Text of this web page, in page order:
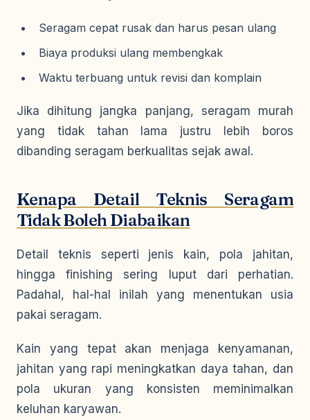
Seragam cepat rusak dan harus pesan ulang
Biaya produksi ulang membengkak
Waktu terbuang untuk revisi dan komplain
Jika dihitung jangka panjang, seragam murah
yang tidak tahan lama justru lebih boros
dibanding seragam berkualitas sejak awal.
Kenapa Detail Teknis Seragam
Tidak Boleh Diabaikan
Detail teknis seperti jenis kain, pola jahitan,
hingga finishing sering luput dari perhatian.
Padahal, hal-hal inilah yang menentukan usia
pakai seragam.
Kain yang tepat akan menjaga kenyamanan,
jahitan yang rapi meningkatkan daya tahan, dan
pola ukuran yang konsisten meminimalkan
keluhan karyawan.